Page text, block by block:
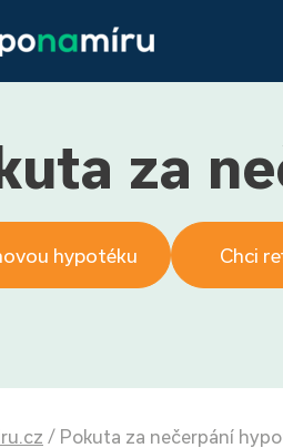
za
hypotéku Chci
/ Pokuta za nečerpání